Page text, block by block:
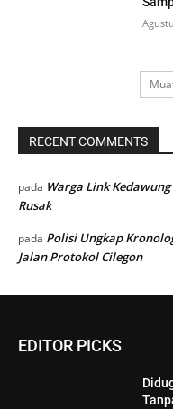
RECENT COMMENTS
pada Warga Link
Rusak
pada Polisi Ungkap
Jalan Protokol Cilegon
EDITOR PICKS